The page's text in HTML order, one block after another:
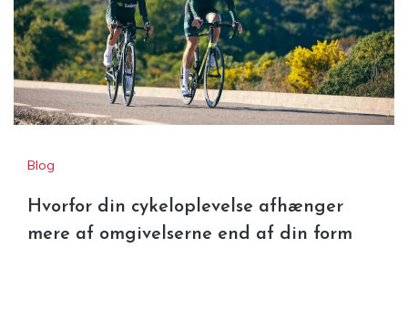
Blog
Hvorfor din cykeloplevelse afhænger
mere af omgivelserne end af din form